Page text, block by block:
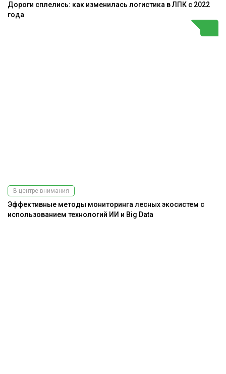
Дороги сплелись: как изменилась логистика в ЛПК с 2022
года
В центре внимания
Эффективные методы мониторинга лесных экосистем с
использованием технологий ИИ и Big Data